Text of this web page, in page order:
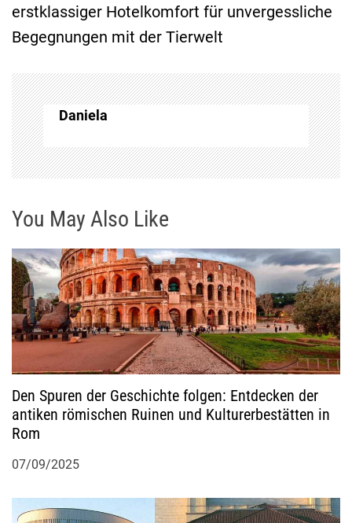
a
g
s
n
a
v
i
g
a
t
i
o
erstklassiger Hotelkomfort für unvergessliche
Begegnungen mit der Tierwelt
Daniela
You May Also Like
Den Spuren der Geschichte folgen: Entdecken der
antiken römischen Ruinen und Kulturerbestätten in
Rom
07/09/2025